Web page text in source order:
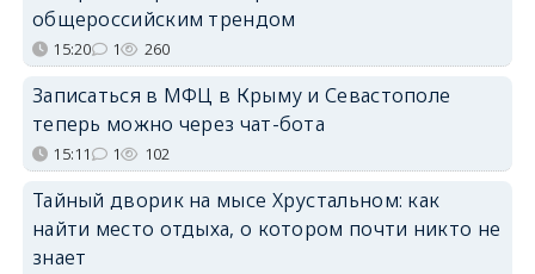
общероссийским трендом
15:20 1 260
Записаться в МФЦ в Крыму и Севастополе
теперь можно через чат-бота
15:11 1 102
Тайный дворик на мысе Хрустальном: как
найти место отдыха, о котором почти никто не
знает